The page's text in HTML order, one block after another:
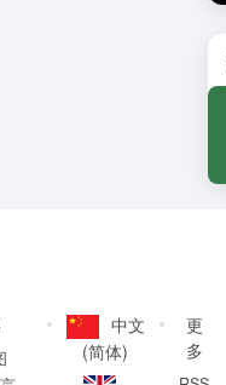
中文
(简体)
更
多